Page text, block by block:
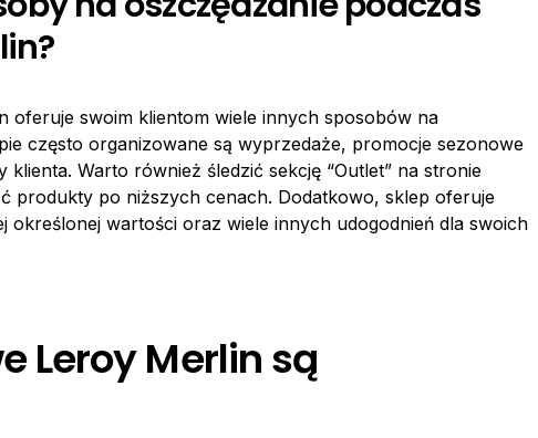
swoim klientom wiele innych sposobów na
często organizowane są wyprzedaże, promocje sezonowe
Warto również śledzić sekcję “Outlet” na stronie
produkty po niższych cenach. Dodatkowo, sklep oferuje
określonej wartości oraz wiele innych udogodnień dla swoich
Leroy Merlin są